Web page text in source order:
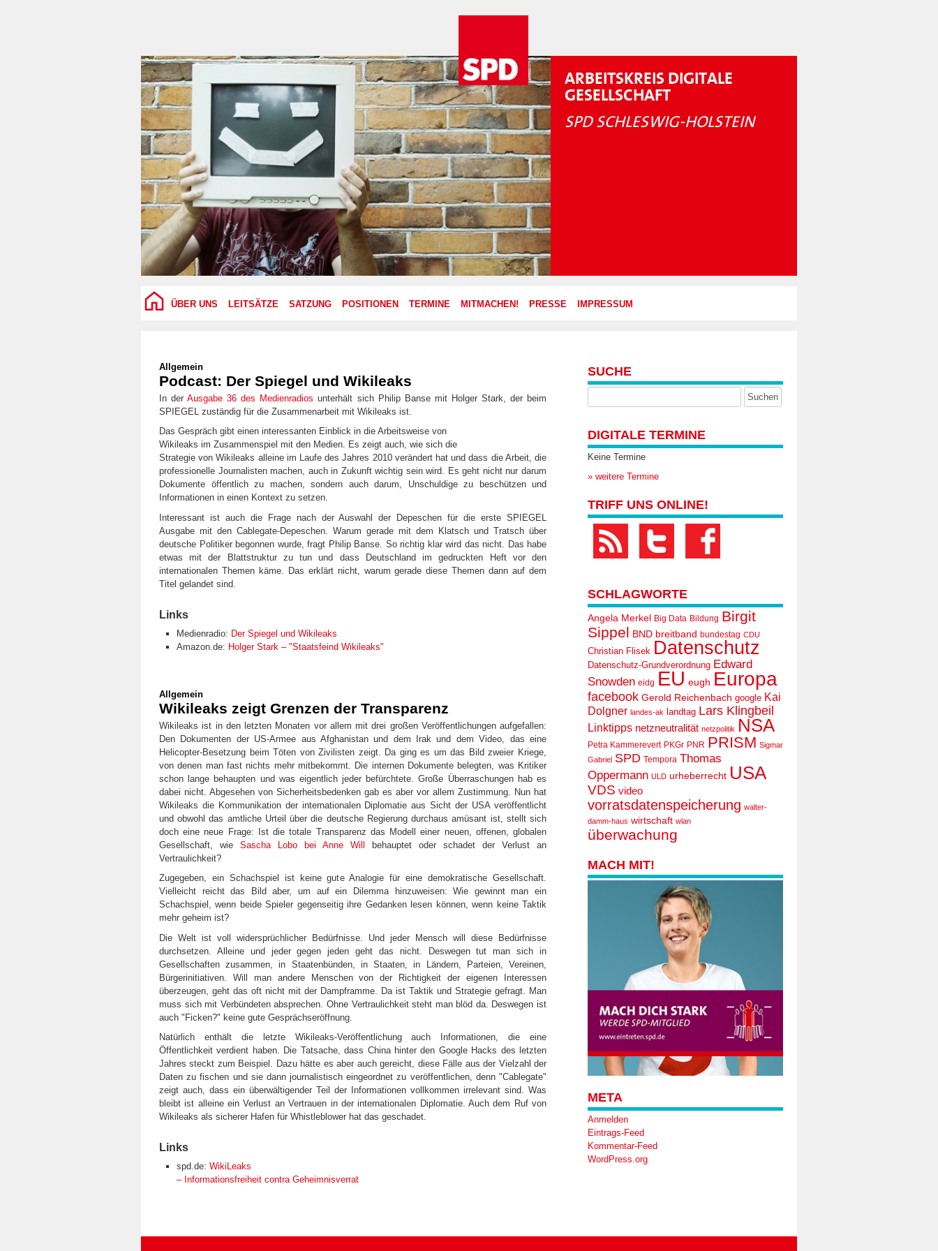
ARBEITSKREIS DIGITALE
GESELLSCHAFT
SPD SCHLESWIG-HOLSTEIN
ÜBER UNS LEITSÄTZE SATZUNG POSITIONEN TERMINE MITMACHEN! PRESSE IMPRESSUM
Allgemein
Podcast: Der Spiegel und Wikileaks
In derAusgabe 36 des Medienradios unterhält sich Philip Banse mit Holger Stark, der beim
SPIEGEL zuständig für die Zusammenarbeit mit Wikileaks ist.
Das Gespräch gibt einen interessanten Einblick in die Arbeitsweise von
Wikileaks im Zusammenspiel mit den Medien. Es zeigt auch, wie sich die
Strategie von Wikileaks alleine im Laufe des Jahres 2010 verändert hat und dass die Arbeit, die
professionelle Journalisten machen, auch in Zukunft wichtig sein wird. Es geht nicht nur darum
Dokumente öffentlich zu machen, sondern auch darum, Unschuldige zu beschützen und
Informationen in einen Kontext zu setzen.
Interessant ist auch die Frage nach der Auswahl der Depeschen für die erste SPIEGEL
Ausgabe mit den Cablegate-Depeschen. Warum gerade mit dem Klatsch und Tratsch über
deutsche Politiker begonnen wurde, fragt Philip Banse. So richtig klar wird das nicht. Das habe
etwas mit der Blattstruktur zu tun und dass Deutschland im gedruckten Heft vor den
internationalen Themen käme. Das erklärt nicht, warum gerade diese Themen dann auf dem
Titel gelandet sind.
Links
Medienradio: Der Spiegel und Wikileaks
Amazon.de: Holger Stark – "Staatsfeind Wikileaks"
Allgemein
Wikileaks zeigt Grenzen der Transparenz
Wikileaks ist in den letzten Monaten vor allem mit drei großen Veröffentlichungen aufgefallen:
Den Dokumenten der US-Armee aus Afghanistan und dem Irak und dem Video, das eine
Helicopter-Besetzung beim Töten von Zivilisten zeigt. Da ging es um das Bild zweier Kriege,
von denen man fast nichts mehr mitbekommt. Die internen Dokumente belegten, was Kritiker
schon lange behaupten und was eigentlich jeder befürchtete. Große Überraschungen hab es
dabei nicht. Abgesehen von Sicherheitsbedenken gab es aber vor allem Zustimmung. Nun hat
Wikileaks die Kommunikation der internationalen Diplomatie aus Sicht der USA veröffentlicht
und obwohl das amtliche Urteil über die deutsche Regierung durchaus amüsant ist, stellt sich
doch eine neue Frage: Ist die totale Transparenz das Modell einer neuen, offenen, globalen
Gesellschaft, wie Sascha Lobo bei Anne Will behauptet oder schadet der Verlust an
Vertraulichkeit?
Zugegeben, ein Schachspiel ist keine gute Analogie für eine demokratische Gesellschaft.
Vielleicht reicht das Bild aber, um auf ein Dilemma hinzuweisen: Wie gewinnt man ein
Schachspiel, wenn beide Spieler gegenseitig ihre Gedanken lesen können, wenn keine Taktik
mehr geheim ist?
Die Welt ist voll widersprüchlicher Bedürfnisse. Und jeder Mensch will diese Bedürfnisse
durchsetzen. Alleine und jeder gegen jeden geht das nicht. Deswegen tut man sich in
Gesellschaften zusammen, in Staatenbünden, in Staaten, in Ländern, Parteien, Vereinen,
Bürgerinitiativen. Will man andere Menschen von der Richtigkeit der eigenen Interessen
überzeugen, geht das oft nicht mit der Dampframme. Da ist Taktik und Strategie gefragt. Man
muss sich mit Verbündeten absprechen. Ohne Vertraulichkeit steht man blöd da. Deswegen ist
auch "Ficken?" keine gute Gesprächseröffnung.
Natürlich enthält die letzte Wikileaks-Veröffentlichung auch Informationen, die eine
Öffentlichkeit verdient haben. Die Tatsache, dass China hinter den Google Hacks des letzten
Jahres steckt zum Beispiel. Dazu hätte es aber auch gereicht, diese Fälle aus der Vielzahl der
Daten zu fischen und sie dann journalistisch eingeordnet zu veröffentlichen, denn "Cablegate"
zeigt auch, dass ein überwältigender Teil der Informationen vollkommen irrelevant sind. Was
bleibt ist alleine ein Verlust an Vertrauen in der internationalen Diplomatie. Auch dem Ruf von
Wikileaks als sicherer Hafen für Whistleblower hat das geschadet.
Links
spd.de: WikiLeaks
– Informationsfreiheit contra Geheimnisverrat
SUCHE
DIGITALE TERMINE
Keine Termine
» weitere Termine
TRIFF UNS ONLINE!
SCHLAGWORTE
Angela Merkel Big Data Bildung Birgit
Sippel BND breitband bundestag CDU
Christian Flisek Datenschutz
Datenschutz-Grundverordnung Edward
Snowden eidg EU eugh Europa
facebook Gerold Reichenbach google Kai
Dolgner landes-ak landtag Lars Klingbeil
Linktipps netzneutralität netzpolitik NSA
Petra Kammerevert PKGr PNR PRISM Sigmar
Gabriel SPD Tempora Thomas
Oppermann ULD urheberrecht USA
VDS video
vorratsdatenspeicherung walter-
damm-haus wirtschaft wlan
überwachung
MACH MIT!
META
Anmelden
Eintrags-Feed
Kommentar-Feed
WordPress.org